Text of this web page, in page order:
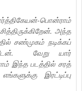
பொன்ராம்
அந்த
சண்முகம் நடிக்கப்
வேறு யார்
இந்த படத்தில் சரத்
இரட்டிப்பு